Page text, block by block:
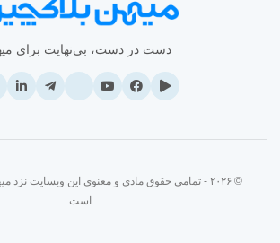
دست در دست، بی‌نهایت برای
© ۲۰۲۶ - تمامی حقوق مادی و معنوی این وبسایت
است.